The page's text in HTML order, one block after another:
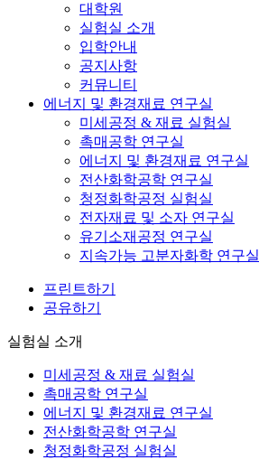
대학원
실험실 소개
입학안내
공지사항
커뮤니티
에너지 및 환경재료 연구실
미세공정 & 재료 실험실
촉매공학 연구실
에너지 및 환경재료 연구실
전산화학공학 연구실
청정화학공정 실험실
전자재료 및 소자 연구실
유기소재공정 연구실
지속가능 고분자화학 연구실
프린트하기
공유하기
실험실 소개
미세공정 & 재료 실험실
촉매공학 연구실
에너지 및 환경재료 연구실
전산화학공학 연구실
청정화학공정 실험실